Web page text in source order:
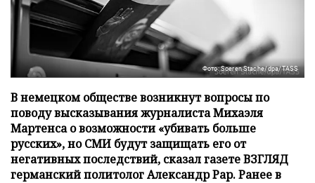
Фото: Soeren Stache/dpa/TASS
В немецком обществе возникнут вопросы по
поводу высказывания журналиста Михаэля
Мартенса о возможности «убивать больше
русских», но СМИ будут защищать его от
негативных последствий, сказал газете ВЗГЛЯД
германский политолог Александр Рар. Ранее в